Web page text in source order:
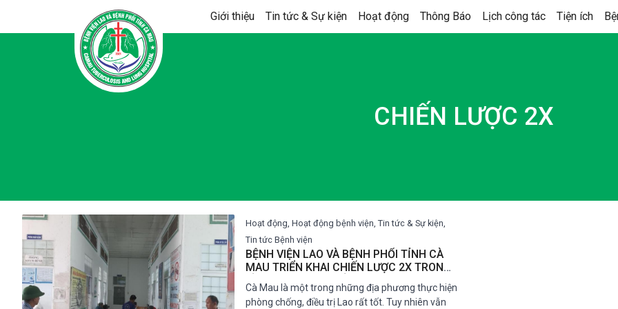
Giới thiệu Tin tức & Sự kiện Hoạt động Thông Báo Lịch công tác Tiện ích
CHIẾN LƯỢC 2X
Hoạt động, Hoạt động bệnh viện, Tin tức & Sự kiện,
Tin tức Bệnh viện
BỆNH VIỆN LAO VÀ BỆNH PHỔI TỈNH CÀ
MAU TRIỂN KHAI CHIẾN LƯỢC 2X TRONG
TẦM SOÁT LAO CHỦ ĐỘNG TẠI CỘNG
ĐỒNG
Cà Mau là một trong những địa phương thực hiện
phòng chống, điều trị Lao rất tốt. Tuy nhiên vẫn